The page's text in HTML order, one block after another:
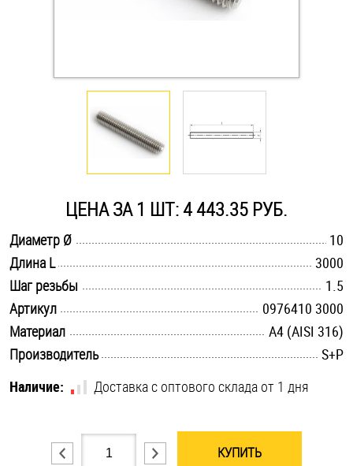
Оснастка и аксессуары для яхт
Стопорные кольца
Такелаж
Хомуты
Шплинты
ЦЕНА ЗА 1 ШТ: 4 443.35 РУБ.
Диаметр Ø
10
Длина L
3000
Шаг резьбы
1.5
Артикул
0976410 3000
Материал
A4 (AISI 316)
Производитель
S+P
Наличие:
Доставка с оптового склада от 1 дня
КУПИТЬ